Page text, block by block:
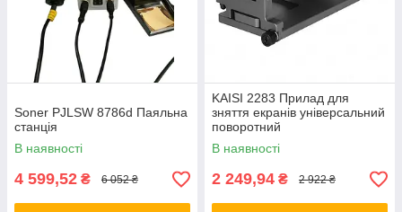
Soner PJLSW 8786d Паяльна
станція
В наявності
4 599,52 ₴ 6 052 ₴
KAISI 2283 Прилад для
зняття екранів універсальний
поворотний
В наявності
2 249,94 ₴ 2 922 ₴